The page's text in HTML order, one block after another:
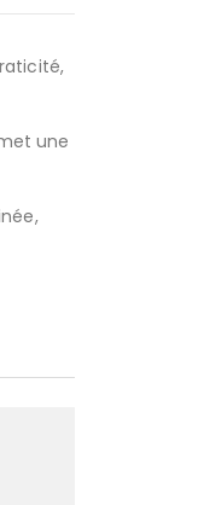
une